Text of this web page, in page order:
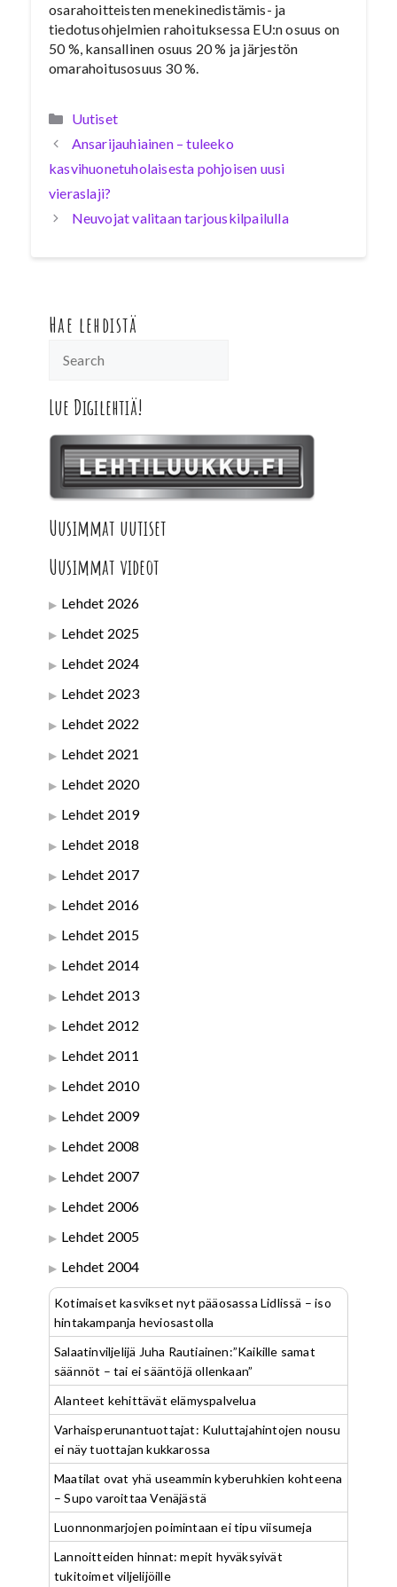
osarahoitteisten menekinedistämis- ja
tiedotusohjelmien rahoituksessa EU:n osuus on
50 %, kansallinen osuus 20 % ja järjestön
omarahoitusosuus 30 %.
Kategoriat
Uutiset
Ansarijauhiainen – tuleeko
kasvihuonetuholaisesta pohjoisen uusi
vieraslaji?
Neuvojat valitaan tarjouskilpailulla
Hae lehdistä
Lue Digilehtiä!
Uusimmat uutiset
Uusimmat videot
Lehdet 2026
Lehdet 2025
Lehdet 2024
Lehdet 2023
Lehdet 2022
Lehdet 2021
Lehdet 2020
Lehdet 2019
Lehdet 2018
Lehdet 2017
Lehdet 2016
Lehdet 2015
Lehdet 2014
Lehdet 2013
Lehdet 2012
Lehdet 2011
Lehdet 2010
Lehdet 2009
Lehdet 2008
Lehdet 2007
Lehdet 2006
Lehdet 2005
Lehdet 2004
Kotimaiset kasvikset nyt pääosassa Lidlissä – iso
hintakampanja heviosastolla
Salaatinviljelijä Juha Rautiainen:”Kaikille samat
säännöt – tai ei sääntöjä ollenkaan”
Alanteet kehittävät elämyspalvelua
Varhaisperunantuottajat: Kuluttajahintojen nousu
ei näy tuottajan kukkarossa
Maatilat ovat yhä useammin kyberuhkien kohteena
– Supo varoittaa Venäjästä
Luonnonmarjojen poimintaan ei tipu viisumeja
Lannoitteiden hinnat: mepit hyväksyivät
tukitoimet viljelijöille